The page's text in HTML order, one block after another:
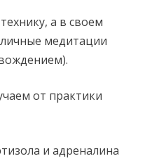
а в своем
медитации
от практики
и адреналина